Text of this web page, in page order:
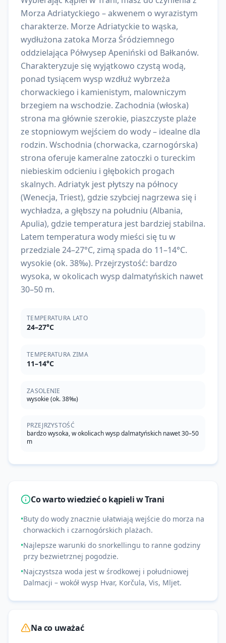
Morza Adriatyckiego – akwenem o wyrazistym
charakterze. Morze Adriatyckie to wąska,
wydłużona zatoka Morza Śródziemnego
oddzielająca Półwysep Apeniński od Bałkanów.
Charakteryzuje się wyjątkowo czystą wodą,
ponad tysiącem wysp wzdłuż wybrzeża
chorwackiego i kamienistym, malowniczym
brzegiem na wschodzie. Zachodnia (włoska)
strona ma głównie szerokie, piaszczyste plaże
ze stopniowym wejściem do wody – idealne dla
rodzin. Wschodnia (chorwacka, czarnogórska)
strona oferuje kameralne zatoczki o tureckim
niebieskim odcieniu i głębokich progach
skalnych. Adriatyk jest płytszy na północy
(Wenecja, Triest), gdzie szybciej nagrzewa się i
wychładza, a głębszy na południu (Albania,
Apulia), gdzie temperatura jest bardziej stabilna.
Latem temperatura wody mieści się tu w
przedziale 24–27°C, zimą spada do 11–14°C.
wysokie (ok. 38‰). Przejrzystość: bardzo
wysoka, w okolicach wysp dalmatyńskich nawet
30–50 m.
TEMPERATURA LATO
24–27°C
TEMPERATURA ZIMA
11–14°C
ZASOLENIE
wysokie (ok. 38‰)
PRZEJRZYSTOŚĆ
bardzo wysoka, w okolicach wysp dalmatyńskich nawet 30–50
m
Co warto wiedzieć o kąpieli wTrani
•Buty do wody znacznie ułatwiają wejście do morza na
chorwackich i czarnogórskich plażach.
•Najlepsze warunki do snorkellingu to ranne godziny
przy bezwietrznej pogodzie.
•Najczystsza woda jest w środkowej i południowej
Dalmacji – wokół wysp Hvar, Korčula, Vis, Mljet.
Na co uważać